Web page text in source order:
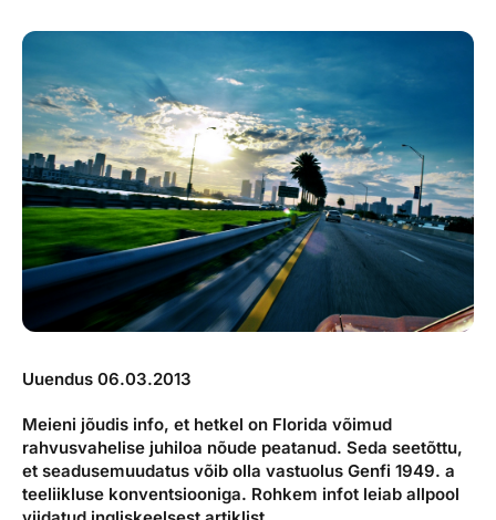
Airalo eSIM
Reisija meelespea
Platinum Club
Püsisoodustused
Boonuspunktid
Ettevõttest, kontaktid, reisikonsultandi teenus, tule
tööle, uudised...
Ettevõttest
Kontaktid
Reisikonsultandi teenus
Tule tööle
Uudised
Uuendus 06.03.2013
Meieni jõudis info, et hetkel on Florida võimud
rahvusvahelise juhiloa nõude peatanud. Seda seetõttu,
et seadusemuudatus võib olla vastuolus Genfi 1949. a
teeliikluse konventsiooniga. Rohkem infot leiab allpool